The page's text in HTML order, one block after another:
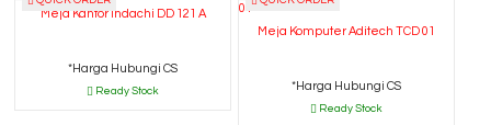
Meja Kantor Indachi DD 121 A
*Harga Hubungi CS
Ready Stock
Meja Komputer Aditech TCD 01
*Harga Hubungi CS
Ready Stock